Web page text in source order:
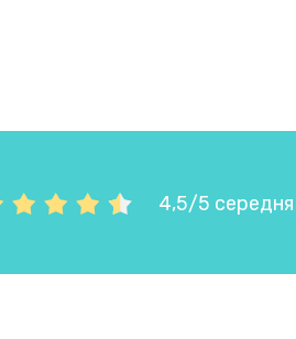
4,5/5 середня